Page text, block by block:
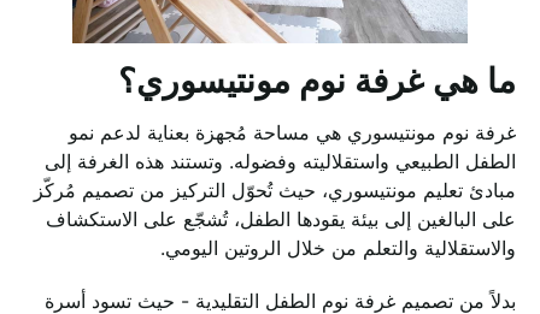
ما هي غرفة نوم مونتيسوري؟
غرفة نوم مونتيسوري هي مساحة مُجهزة بعناية لدعم نمو
الطفل الطبيعي واستقلاليته وفضوله. وتستند هذه الغرفة إلى
مبادئ تعليم مونتيسوري، حيث تُحوّل التركيز من تصميم مُركّز
على البالغين إلى بيئة يقودها الطفل، تُشجّع على الاستكشاف
والاستقلالية والتعلم من خلال الروتين اليومي.
بدلاً من تصميم غرفة نوم الطفل التقليدية - حيث تسود أسرة